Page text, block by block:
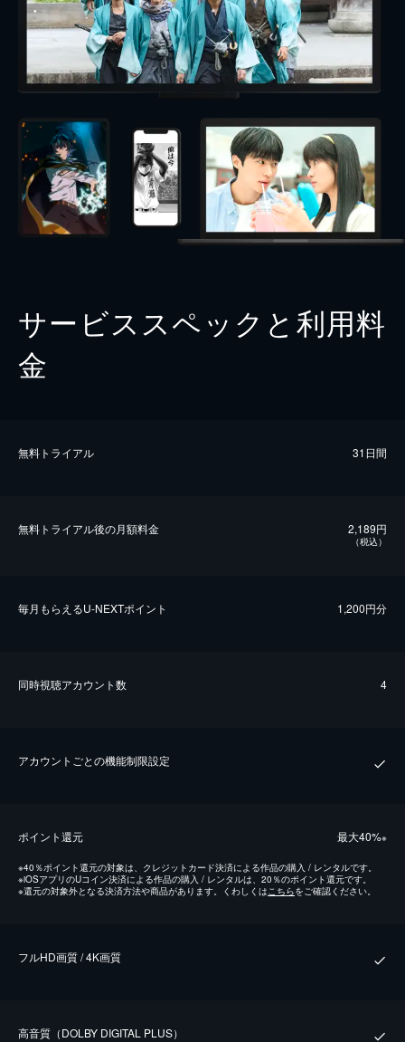
サービススペックと利用料
金
無料トライアル 31日間
無料トライアル後の⽉額料金 2,189円
（税込）
毎⽉もらえるU-NEXTポイント 1,200円分
同時視聴アカウント数 4
アカウントごとの機能制限設定
ポイント還元 最⼤40%※
※40％ポイント還元の対象は、クレジットカード決済による作品の購入 / レンタルです。
※iOSアプリのUコイン決済による作品の購入 / レンタルは、20％のポイント還元です。
※還元の対象外となる決済方法や商品があります。くわしくはこちらをご確認ください。
フルHD画質 / 4K画質
⾼⾳質（DOLBY DIGITAL PLUS）